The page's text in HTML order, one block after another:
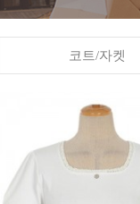
코트/자켓